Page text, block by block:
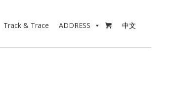

ADDRESS
Track & Trace 中文